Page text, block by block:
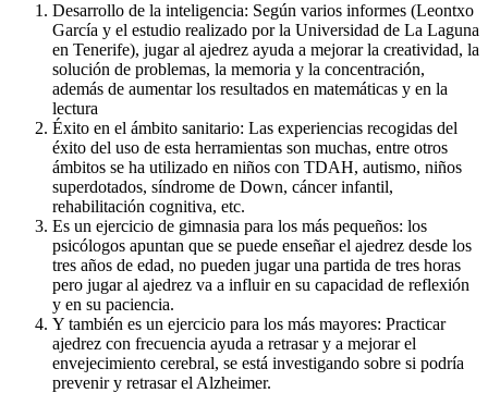
Desarrollo de la inteligencia: Según varios informes (Leontxo
García y el estudio realizado por la Universidad de La Laguna
en Tenerife), jugar al ajedrez ayuda a mejorar la creatividad, la
solución de problemas, la memoria y la concentración,
además de aumentar los resultados en matemáticas y en la
lectura
Éxito en el ámbito sanitario: Las experiencias recogidas del
éxito del uso de esta herramientas son muchas, entre otros
ámbitos se ha utilizado en niños con TDAH, autismo, niños
superdotados, síndrome de Down, cáncer infantil,
rehabilitación cognitiva, etc.
Es un ejercicio de gimnasia para los más pequeños: los
psicólogos apuntan que se puede enseñar el ajedrez desde los
tres años de edad, no pueden jugar una partida de tres horas
pero jugar al ajedrez va a influir en su capacidad de reflexión
y en su paciencia.
Y también es un ejercicio para los más mayores: Practicar
ajedrez con frecuencia ayuda a retrasar y a mejorar el
envejecimiento cerebral, se está investigando sobre si podría
prevenir y retrasar el Alzheimer.